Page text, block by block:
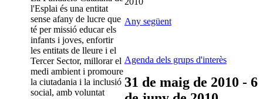
l'Esplai és una entitat
sense afany de lucre que
té per missió educar els
infants i joves, enfortir
les entitats de lleure i el
Tercer Sector, millorar el
medi ambient i promoure
la ciutadania i la inclusió
social, amb voluntat
Any següent
Agenda dels grups d'interès
31 de maig de 2010 - 6